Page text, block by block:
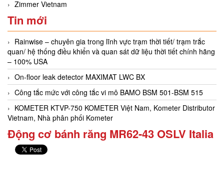
Zimmer Vietnam
Tin mới
Rainwise – chuyên gia trong lĩnh vực trạm thời tiết/ trạm trắc
quan/ hệ thống điều khiển và quan sát dữ liệu thời tiết chính hãng
– 100% USA
On-floor leak detector MAXIMAT LWC BX
Công tắc mức với công tắc vi mô BAMO BSM 501-BSM 515
KOMETER KTVP-750 KOMETER Việt Nam, Kometer Distributor
Vietnam, Nhà phân phối Kometer
Động cơ bánh răng MR62-43 OSLV Italia